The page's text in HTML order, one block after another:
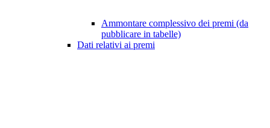
Ammontare complessivo dei premi (da
pubblicare in tabelle)
Dati relativi ai premi